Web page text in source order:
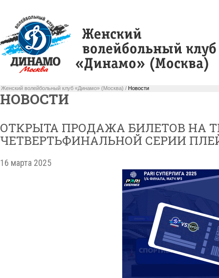
Женский волейбольный клуб «Динамо» (Москва) / Новости
НОВОСТИ
ОТКРЫТА ПРОДАЖА БИЛЕТОВ НА
ЧЕТВЕРТЬФИНАЛЬНОЙ СЕРИИ
16 марта 2025